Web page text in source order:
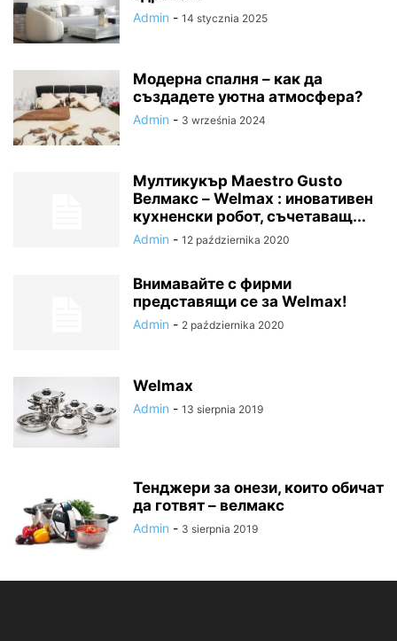
Admin - 14 stycznia 2025
Модерна спалня – как да
създадете уютна атмосфера?
Admin - 3 września 2024
Мултикукър Maestro Gusto
Велмакс – Welmax : иновативен
кухненски робот, съчетаващ...
Admin - 12 października 2020
Внимавайте с фирми
представящи се за Welmax!
Admin - 2 października 2020
Welmax
Admin - 13 sierpnia 2019
Тенджери за онези, които обичат
да готвят – велмакс
Admin - 3 sierpnia 2019